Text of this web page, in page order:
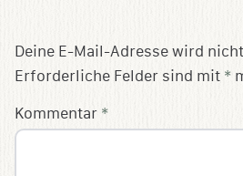
Deine E-Mail-Adresse wird
Erforderliche Felder sind mit *
Kommentar *